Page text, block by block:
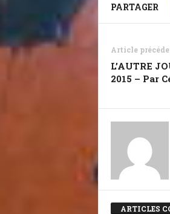
PARTAGER
Article
L’AUTRE
2015 – Par
ARTICLES